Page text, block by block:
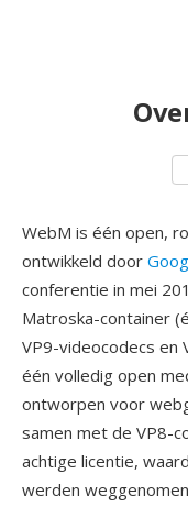
WebM is één open,
ontwikkeld door
conferentie in mei
Matroska-container
VP9-videocodecs en
één volledig open
ontworpen voor
samen met de VP8-
achtige licentie,
werden